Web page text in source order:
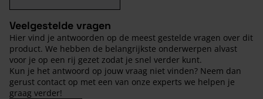
Veelgestelde vragen
Hier vind je antwoorden op de meest gestelde vragen over dit
product. We hebben de belangrijkste onderwerpen alvast
voor je op een rij gezet zodat je snel verder kunt.
Kun je het antwoord op jouw vraag niet vinden? Neem dan
gerust contact op met een van onze experts we helpen je
graag verder!